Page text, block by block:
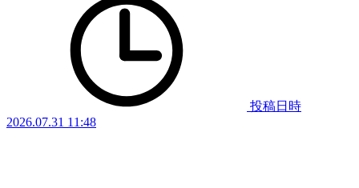
投稿日時
2026.07.31 11:48